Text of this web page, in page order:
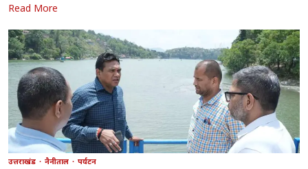
Read More
उत्तराखंड नैनीताल पर्यटन